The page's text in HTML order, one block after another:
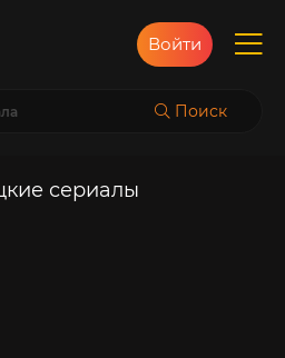
Поиск
Войти
сериалы